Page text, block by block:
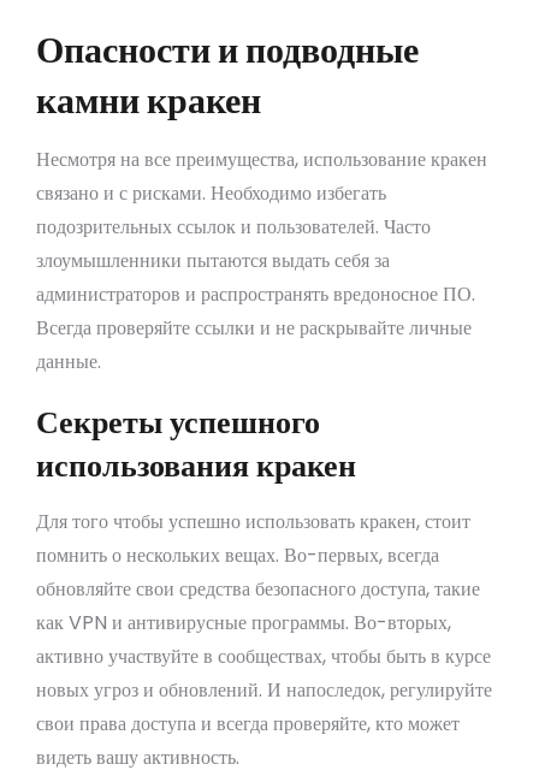
Опасности и подводные
камни кракен
Несмотря на все преимущества, использование кракен
связано и с рисками. Необходимо избегать
подозрительных ссылок и пользователей. Часто
злоумышленники пытаются выдать себя за
администраторов и распространять вредоносное ПО.
Всегда проверяйте ссылки и не раскрывайте личные
данные.
Секреты успешного
использования кракен
Для того чтобы успешно использовать кракен, стоит
помнить о нескольких вещах. Во-первых, всегда
обновляйте свои средства безопасного доступа, такие
как VPN и антивирусные программы. Во-вторых,
активно участвуйте в сообществах, чтобы быть в курсе
новых угроз и обновлений. И напоследок, регулируйте
свои права доступа и всегда проверяйте, кто может
видеть вашу активность.